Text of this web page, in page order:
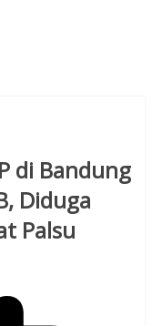
di Bandung
Diduga
Palsu